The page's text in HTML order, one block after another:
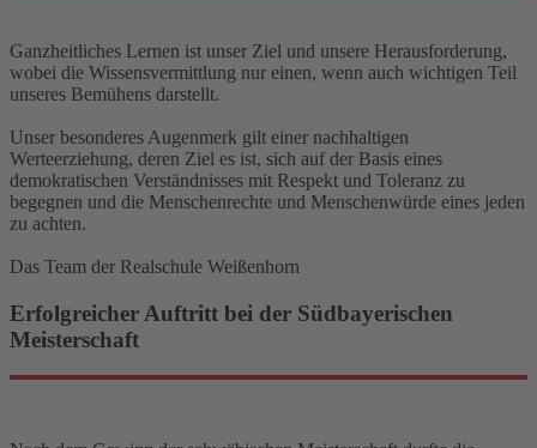
Ganzheitliches Lernen ist unser Ziel und unsere Herausforderung,
wobei die Wissensvermittlung nur einen, wenn auch wichtigen Teil
unseres Bemühens darstellt.
Unser besonderes Augenmerk gilt einer nachhaltigen
Werteerziehung, deren Ziel es ist, sich auf der Basis eines
demokratischen Verständnisses mit Respekt und Toleranz zu
begegnen und die Menschenrechte und Menschenwürde eines jeden
zu achten.
Das Team der Realschule Weißenhorn
Erfolgreicher Auftritt bei der Südbayerischen
Meisterschaft